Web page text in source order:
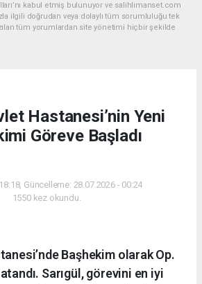
kabul etmiş bulunuyor ve salihlimanset.com
ilgili doğrudan veya dolaylı tüm sorumluluğu tek
tüm yorumlardan site yönetimi hiçbir şekilde
Hastanesi’nin Yeni
Göreve Başladı
Güncelleme: 28.07.2026 - 00:24
1550 kez okundu.
Başhekim olarak Op.
Sarıgül, görevini en iyi